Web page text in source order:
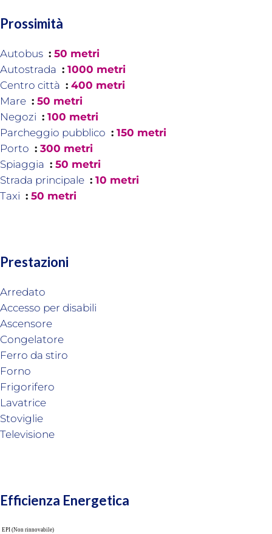
Prossimità
Autobus
50 metri
Autostrada
1000 metri
Centro città
400 metri
Mare
50 metri
Negozi
100 metri
Parcheggio pubblico
150 metri
Porto
300 metri
Spiaggia
50 metri
Strada principale
10 metri
Taxi
50 metri
Prestazioni
Arredato
Accesso per disabili
Ascensore
Congelatore
Ferro da stiro
Forno
Frigorifero
Lavatrice
Stoviglie
Televisione
Efficienza Energetica
EPI (Non rinnovabile)